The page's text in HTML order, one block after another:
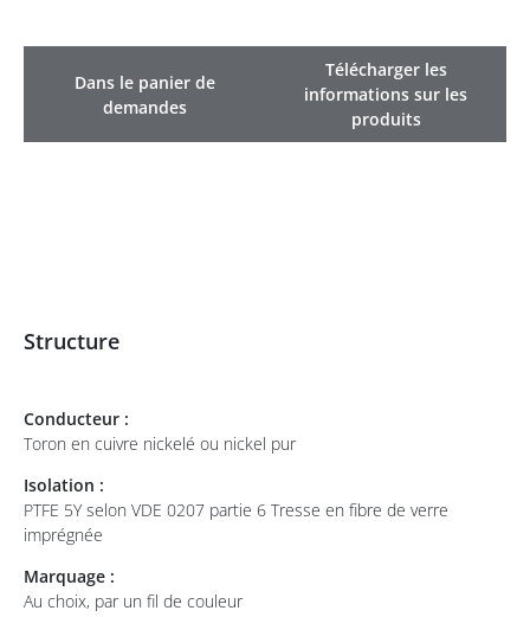
Dans le panier de
demandes
Télécharger les
informations sur les
produits
Structure
Conducteur :
Toron en cuivre nickelé ou nickel pur
Isolation :
PTFE 5Y selon VDE 0207 partie 6 Tresse en fibre de verre
imprégnée
Marquage :
Au choix, par un fil de couleur